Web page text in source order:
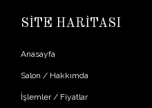
SİTE HARİTASI
Anasayfa
Salon / Hakkımda
İşlemler / Fiyatlar